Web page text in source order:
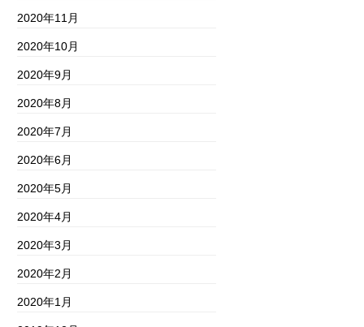
2020年11月
2020年10月
2020年9月
2020年8月
2020年7月
2020年6月
2020年5月
2020年4月
2020年3月
2020年2月
2020年1月